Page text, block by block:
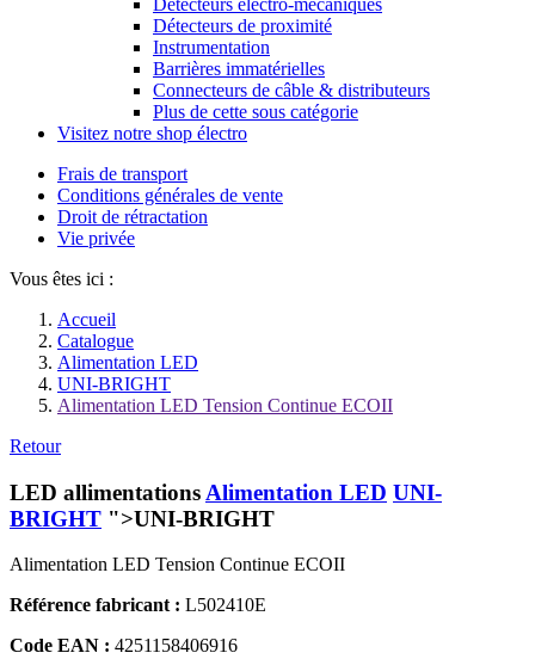
Détecteurs de proximité
Instrumentation
Barrières immatérielles
Connecteurs de câble & distributeurs
Plus de cette sous catégorie
Visitez notre shop électro
Frais de transport
Conditions générales de vente
Droit de rétractation
Vie privée
Vous êtes ici :
Accueil
Catalogue
Alimentation LED
UNI-BRIGHT
Alimentation LED Tension Continue ECOII
Retour
LED allimentations Alimentation LED UNI-
BRIGHT ">UNI-BRIGHT
Alimentation LED Tension Continue ECOII
Référence fabricant : L502410E
Code EAN : 4251158406916